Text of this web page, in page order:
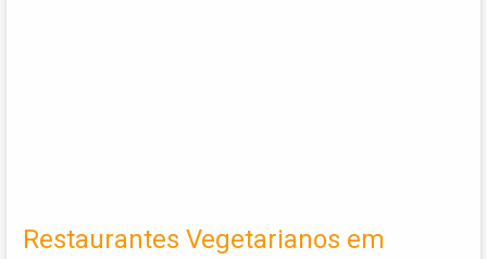
Restaurantes Vegetarianos em